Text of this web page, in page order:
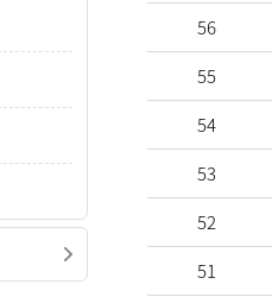
56
55
54
53
52
51